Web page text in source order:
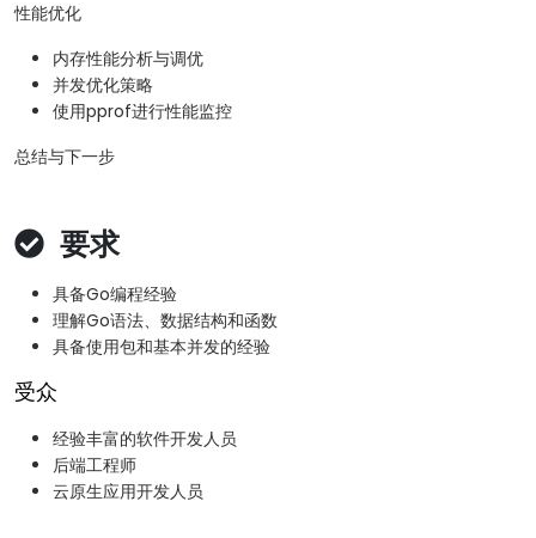
性能优化
内存性能分析与调优
并发优化策略
使用pprof进行性能监控
总结与下一步
要求
具备Go编程经验
理解Go语法、数据结构和函数
具备使用包和基本并发的经验
受众
经验丰富的软件开发人员
后端工程师
云原生应用开发人员